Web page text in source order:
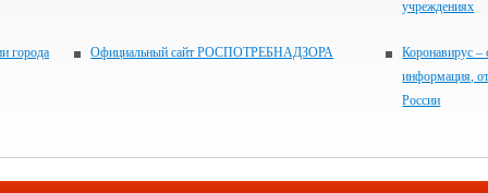
учреждениях
города
Официальный сайт РОСПОТРЕБНАДЗОРА
Коронавирус
информация,
России